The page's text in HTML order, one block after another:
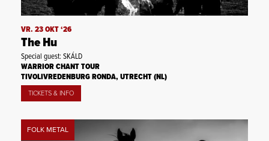
VR. 23 OKT ‘26
The Hu
Special guest: SKÁLD
WARRIOR CHANT TOUR
TIVOLIVREDENBURG RONDA, UTRECHT (NL)
TICKETS & INFO
FOLK METAL